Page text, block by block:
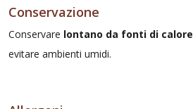
Conservazione
Conservare lontano da fonti di calore
evitare ambienti umidi.